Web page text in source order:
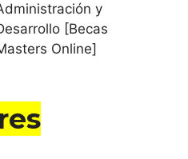
de
y
[Becas
Online]